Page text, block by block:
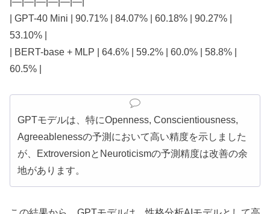
| GPT-40 Mini | 90.71% | 84.07% | 60.18% | 90.27% |
53.10% |
| BERT-base + MLP | 64.6% | 59.2% | 60.0% | 58.8% |
60.5% |
GPTモデルは、特にOpenness, Conscientiousness,
Agreeablenessの予測において高い精度を示しました
が、ExtroversionとNeuroticismの予測精度は改善の余
地があります。